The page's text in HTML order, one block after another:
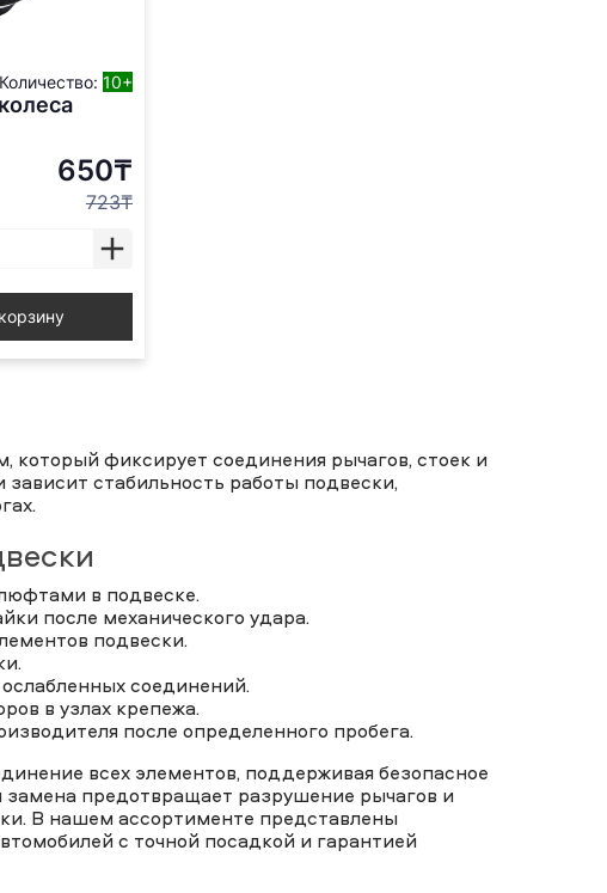
Количество: 10+
650₸
723₸
фиксирует соединения рычагов, стоек и
стабильность работы подвески,
в подвеске.
после механического удара.
подвески.
соединений.
в узлах крепежа.
после определенного пробега.
всех элементов, поддерживая безопасное
предотвращает разрушение рычагов и
В нашем ассортименте представлены
с точной посадкой и гарантией